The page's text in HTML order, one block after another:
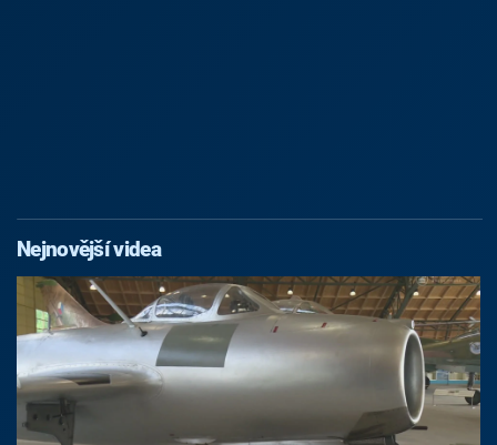
Nejnovější videa